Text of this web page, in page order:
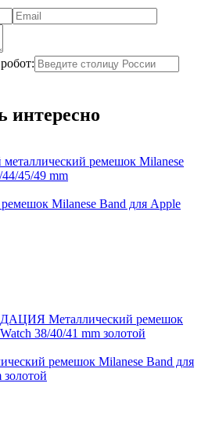
интересно
Milanese Band для Apple
ремешок Milanese Band для